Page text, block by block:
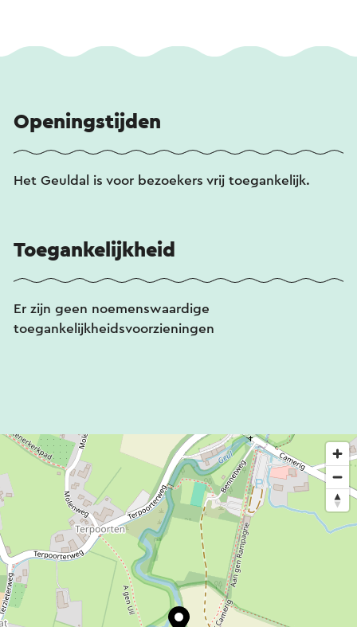
Openingstijden
Het Geuldal is voor bezoekers vrij toegankelijk.
Toegankelijkheid
Er zijn geen noemenswaardige
toegankelijkheidsvoorzieningen